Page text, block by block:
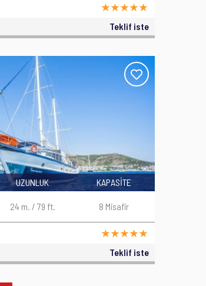
Teklif iste
UZUNLUK
24 m. / 79 ft.
KAPASİTE
8 Misafir
Teklif iste